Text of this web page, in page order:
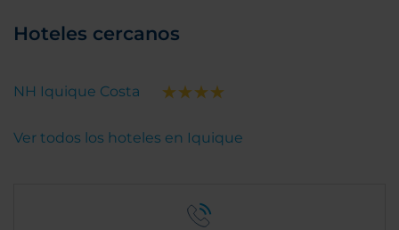
Hoteles cercanos
NH Iquique Costa
Ver todos los hoteles en Iquique